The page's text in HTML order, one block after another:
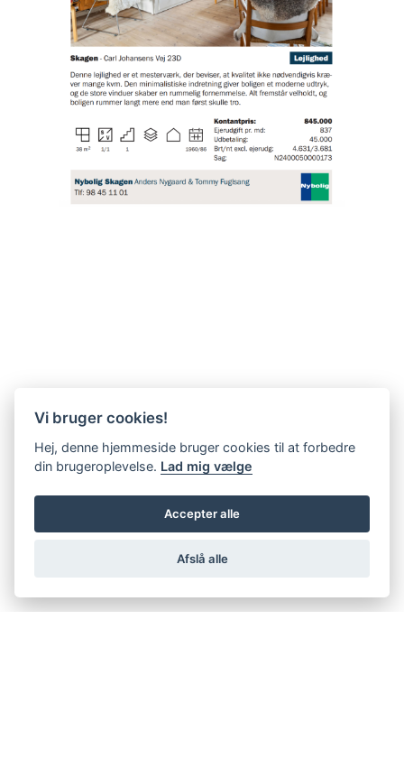
Vi bruger cookies!
Hej, denne hjemmeside bruger cookies til at forbedre
din brugeroplevelse. Lad mig vælge
Accepter alle
Afslå alle